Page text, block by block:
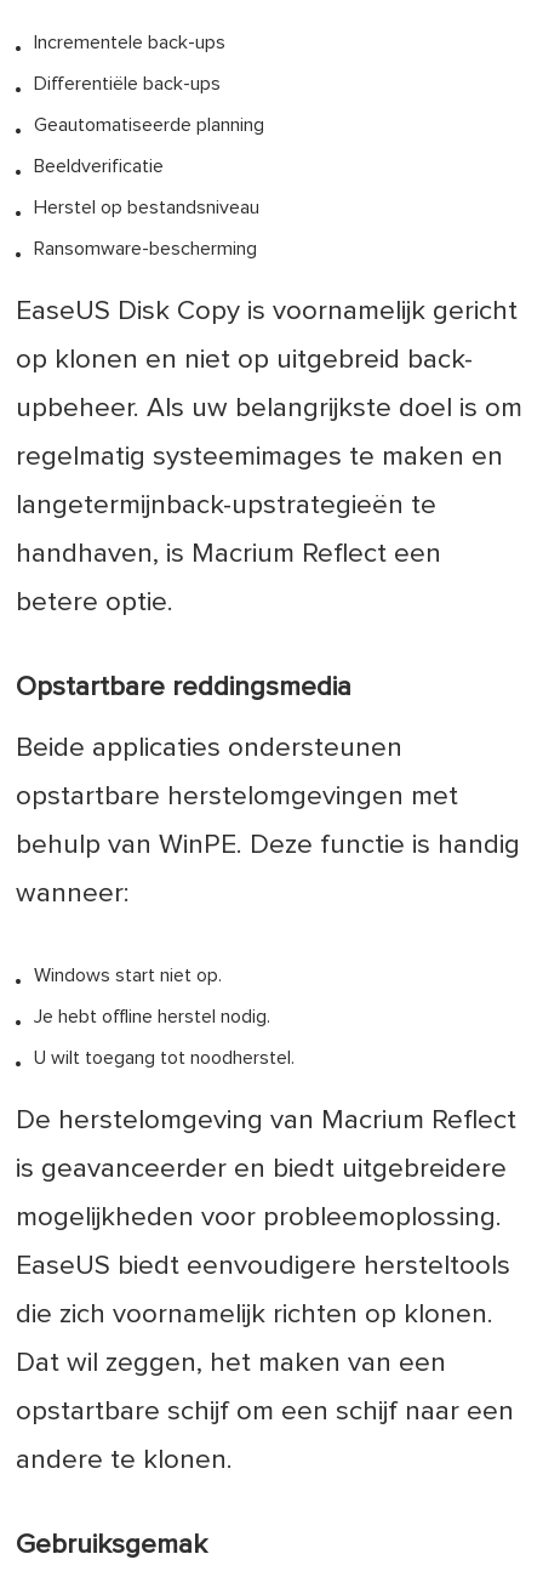
Incrementele back-ups
Differentiële back-ups
Geautomatiseerde planning
Beeldverificatie
Herstel op bestandsniveau
Ransomware-bescherming
EaseUS Disk Copy is voornamelijk gericht
op klonen en niet op uitgebreid back-
upbeheer. Als uw belangrijkste doel is om
regelmatig systeemimages te maken en
langetermijnback-upstrategieën te
handhaven, is Macrium Reflect een
betere optie.
Opstartbare reddingsmedia
Beide applicaties ondersteunen
opstartbare herstelomgevingen met
behulp van WinPE. Deze functie is handig
wanneer:
Windows start niet op.
Je hebt offline herstel nodig.
U wilt toegang tot noodherstel.
De herstelomgeving van Macrium Reflect
is geavanceerder en biedt uitgebreidere
mogelijkheden voor probleemoplossing.
EaseUS biedt eenvoudigere hersteltools
die zich voornamelijk richten op klonen.
Dat wil zeggen, het maken van een
opstartbare schijf om een schijf naar een
andere te klonen.
Gebruiksgemak